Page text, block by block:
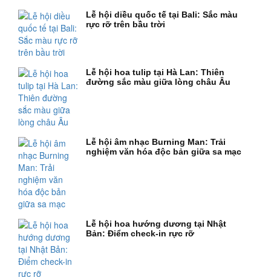
Lễ hội diều quốc tế tại Bali: Sắc màu
rực rỡ trên bầu trời
Lễ hội hoa tulip tại Hà Lan: Thiên
đường sắc màu giữa lòng châu Âu
Lễ hội âm nhạc Burning Man: Trải
nghiệm văn hóa độc bản giữa sa mạc
Lễ hội hoa hướng dương tại Nhật
Bản: Điểm check-in rực rỡ